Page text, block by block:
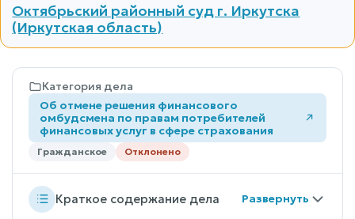
Октябрьский районный суд г. Иркутска
(Иркутская область)
Категория дела
Об отмене решения финансового
омбудсмена по правам потребителей
финансовых услуг в сфере страхования
Гражданское Отклонено
Краткое содержание дела